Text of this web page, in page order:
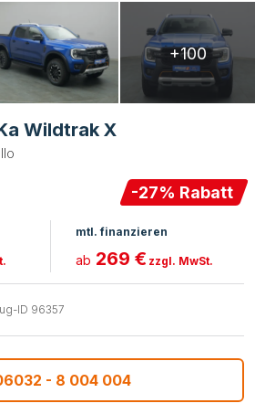
+100
Wildtrak X
-27% Rabatt
mtl. finanzieren
ab 269 € zzgl. MwSt.
ID 96357
- 8 004 004